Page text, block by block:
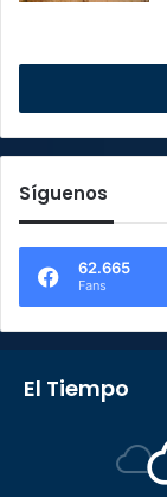
Síguenos
62.665
Fans
El Tiempo